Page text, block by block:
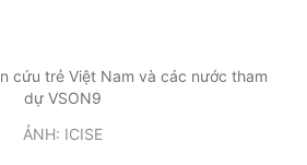
cứu trẻ Việt Nam và các nước tham
dự VSON9
ẢNH: ICISE